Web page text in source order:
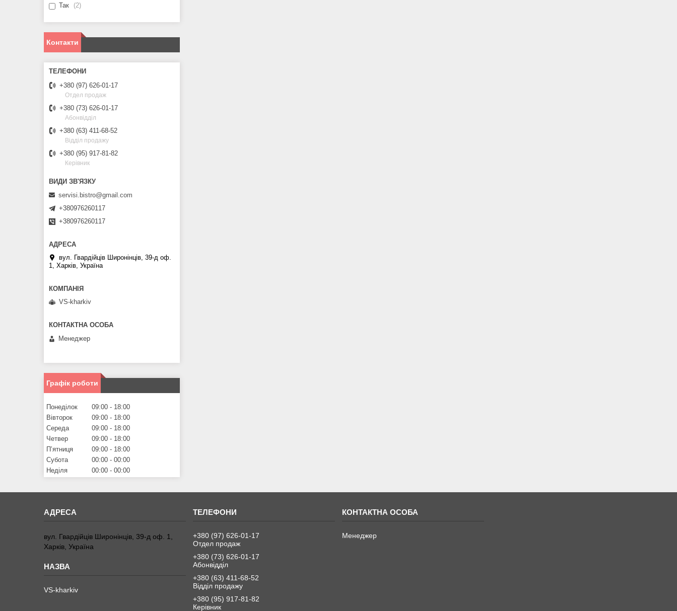
Так
2
Контакти
+380 (97) 626-01-17
Отдел продаж
+380 (73) 626-01-17
Абонвідділ
+380 (63) 411-68-52
Відділ продажу
+380 (95) 917-81-82
Керівник
servisi.bistro@gmail.com
+380976260117
+380976260117
вул. Гвардійців Широнінців, 39-д оф.
1, Харків, Україна
VS-kharkiv
Менеджер
Графік роботи
Понеділок 09:00
18:00
Вівторок
09:00
18:00
Середа
09:00
18:00
Четвер
09:00
18:00
Пʼятниця
09:00
18:00
Субота
00:00
00:00
Неділя
00:00 00:00
вул. Гвардійців Широнінців, 39-д оф. 1,
Харків, Україна
VS-kharkiv
+380 (97) 626-01-17
Отдел продаж
+380 (73) 626-01-17
Абонвідділ
+380 (63) 411-68-52
Відділ продажу
+380 (95) 917-81-82
Керівник
Менеджер